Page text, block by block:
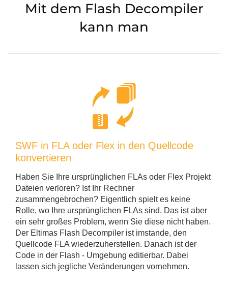
Mit dem Flash Decompiler
kann man
SWF in FLA oder Flex in den Quellcode
konvertieren
Haben Sie Ihre ursprünglichen FLAs oder Flex Projekt
Dateien verloren? Ist Ihr Rechner
zusammengebrochen? Eigentlich spielt es keine
Rolle, wo Ihre ursprünglichen FLAs sind. Das ist aber
ein sehr großes Problem, wenn Sie diese nicht haben.
Der Eltimas Flash Decompiler ist imstande, den
Quellcode FLA wiederzuherstellen. Danach ist der
Code in der Flash - Umgebung editierbar. Dabei
lassen sich jegliche Veränderungen vornehmen.